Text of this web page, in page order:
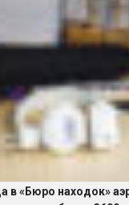
в «Бюро находок»